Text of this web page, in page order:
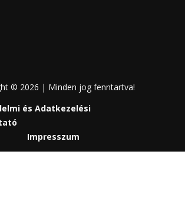
© 2026 | Minden jog fenntartva!
és Adatkezelési
Impresszum